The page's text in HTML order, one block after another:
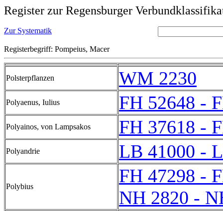
Register zur Regensburger
Zur Systematik
Registerbegriff: Pompeius, Macer
Polsterpflanzen WM 2230
Polyaenus, Iulius FH 52648 -
Polyainos, von Lampsakos FH 37618 -
Polyandrie LB 41000 -
Polybius
FH 47298 -
NH 2820 -